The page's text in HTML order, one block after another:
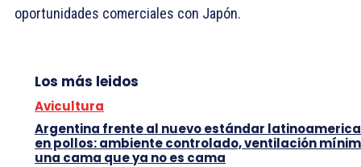
oportunidades comerciales con Japón.
Los más leidos
Avicultura
Argentina frente al nuevo estándar
en pollos: ambiente controlado, ventilación
una cama que ya no es cama